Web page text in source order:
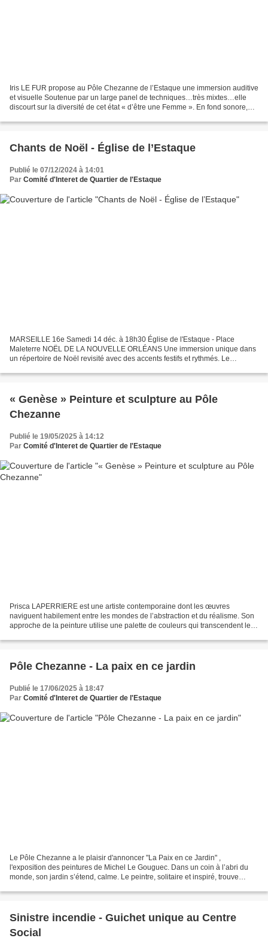
Iris LE FUR propose au Pôle Chezanne de l’Estaque une immersion auditive
et visuelle Soutenue par un large panel de techniques…très mixtes…elle
discourt sur la diversité de cet état « d’être une Femme ». En fond sonore,
Chants de Noël - Église de l’Estaque
Publié le 07/12/2024 à 14:01
Par Comité d'Interet de Quartier de l'Estaque
MARSEILLE 16e Samedi 14 déc. à 18h30 Église de l'Estaque - Place
Maleterre NOËL DE LA NOUVELLE ORLÉANS Une immersion unique dans
un répertoire de Noël revisité avec des accents festifs et rythmés. Le
« Genèse » Peinture et sculpture au Pôle
Chezanne
Publié le 19/05/2025 à 14:12
Par Comité d'Interet de Quartier de l'Estaque
Prisca LAPERRIERE est une artiste contemporaine dont les œuvres
naviguent habilement entre les mondes de l’abstraction et du réalisme. Son
approche de la peinture utilise une palette de couleurs qui transcendent les
Pôle Chezanne - La paix en ce jardin
Publié le 17/06/2025 à 18:47
Par Comité d'Interet de Quartier de l'Estaque
Le Pôle Chezanne a le plaisir d'annoncer "La Paix en ce Jardin" ,
l'exposition des peintures de Michel Le Gouguec. Dans un coin à l’abri du
monde, son jardin s’étend, calme. Le peintre, solitaire et inspiré, trouve
Sinistre incendie - Guichet unique au Centre
Social